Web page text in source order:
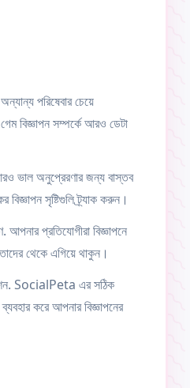
পরিষেবার চেয়ে
বিজ্ঞাপন সম্পর্কে আরও ডেটা
ভাল অনুপ্রেরণার জন্য বাস্তব
বিজ্ঞাপন সৃষ্টিগুলি ট্র্যাক করুন।
আপনার প্রতিযোগীরা বিজ্ঞাপনে
থেকে এগিয়ে থাকুন।
SocialPeta এর সঠিক
করে আপনার বিজ্ঞাপনের